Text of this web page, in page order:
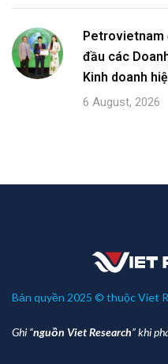
Petrovietnam
đầu các
Kinh doanh
6 August, 2026
Bản quyền 2025 © thuộc Viet
Ghi “nguồn Viet Research” khi